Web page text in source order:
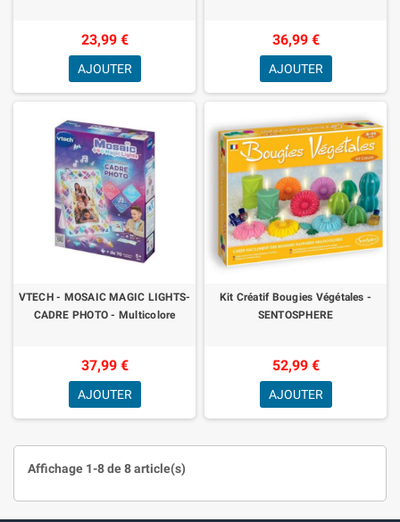
23,99 €
AJOUTER
36,99 €
AJOUTER
VTECH - MOSAIC MAGIC LIGHTS-
CADRE PHOTO - Multicolore
37,99 €
AJOUTER
Kit Créatif Bougies Végétales -
SENTOSPHERE
52,99 €
AJOUTER
Affichage 1-8 de 8 article(s)